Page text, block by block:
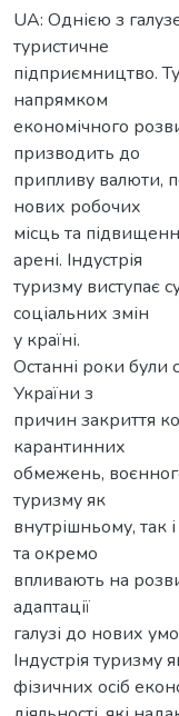
UA: Однією з
туристичне
підприємництво.
напрямком
економічного
призводить до
припливу валюти,
нових робочих
місць та
арені. Індустрія
туризму виступає
соціальних змін
у країні.
Останні роки були
України з
причин закриття
карантинних
обмежень,
туризму як
внутрішньому,
та окремо
впливають на
адаптації
галузі до нових
Індустрія туризму
фізичних осіб